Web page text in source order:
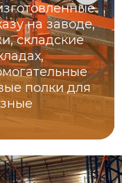
на заводе,
складские
полки для